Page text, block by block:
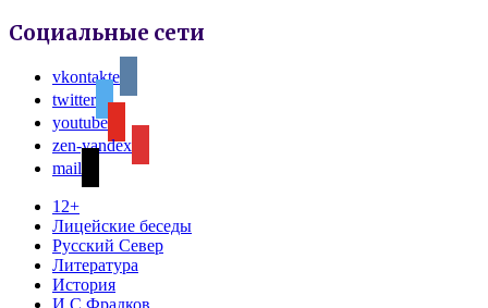
Социальные сети
vkontakte
twitter
youtube
zen-yandex
mail
12+
Лицейские беседы
Русский Север
Литература
История